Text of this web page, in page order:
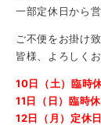
一部定休日から
ご不便をお掛け致
皆様、よろしく
10日（土）臨時
11日（日）臨時
12日（月）定休日